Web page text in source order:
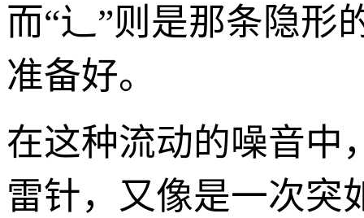
而“辶”则是那条隐形
准备好。
在这种流动的噪音中
雷针，又像是一次突